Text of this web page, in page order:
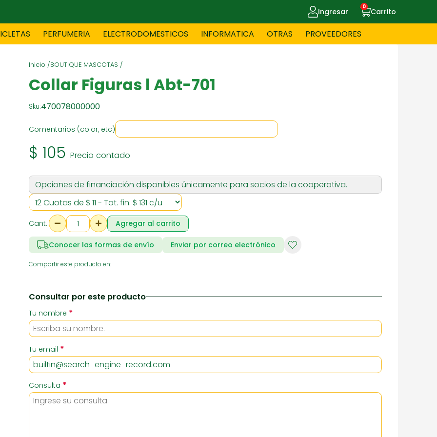
Ingresar Carrito
0
PERFUMERIA ELECTRODOMESTICOS INFORMATICA OTRAS
BLANCO BOUTIQUE MASCOTAS
ELECTRODOMESTICOS FITNESS
MUEBLERIA
SUPERMERCADO ZAPATERIA DE DAMAS
PROVEEDORES
Inicio /BOUTIQUE MASCOTAS /
Collar Figuras l Abt-701
Sku:470078000000
Comentarios (color, etc)
$ 105 Precio contado
Opciones de financiación disponibles únicamente para socios de la cooperativa.
Cant.: Agregar al carrito
Conocer las formas de envío Enviar por correo electrónico
Compartir este producto en:
Consultar por este producto
Tu nombre *
Tu email *
Consulta *